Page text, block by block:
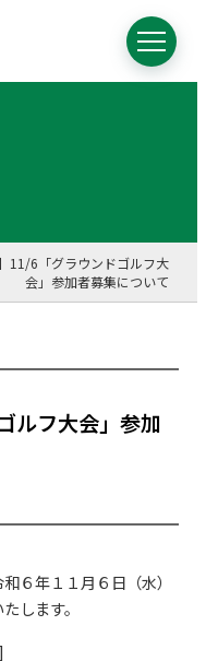
】11/6「グラウンドゴルフ大
会」参加者募集について
ルフ大会」参加
６年１１月６日（水）
します。